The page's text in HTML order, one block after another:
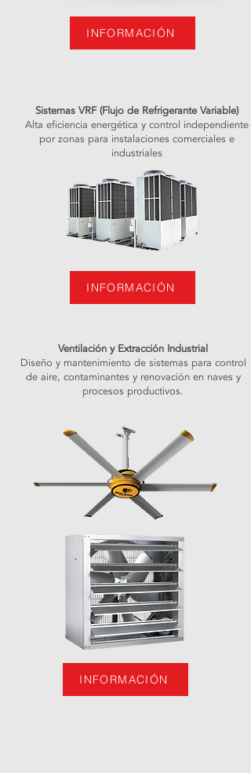
INFORMACIÓN
Sistemas VRF (Flujo de Refrigerante Variable)
Alta eficiencia energética y control independiente
por zonas para instalaciones comerciales e
industriales
INFORMACIÓN
Ventilación y Extracción Industrial
Diseño y mantenimiento de sistemas para control
de aire, contaminantes y renovación en naves y
procesos productivos.
INFORMACIÓN